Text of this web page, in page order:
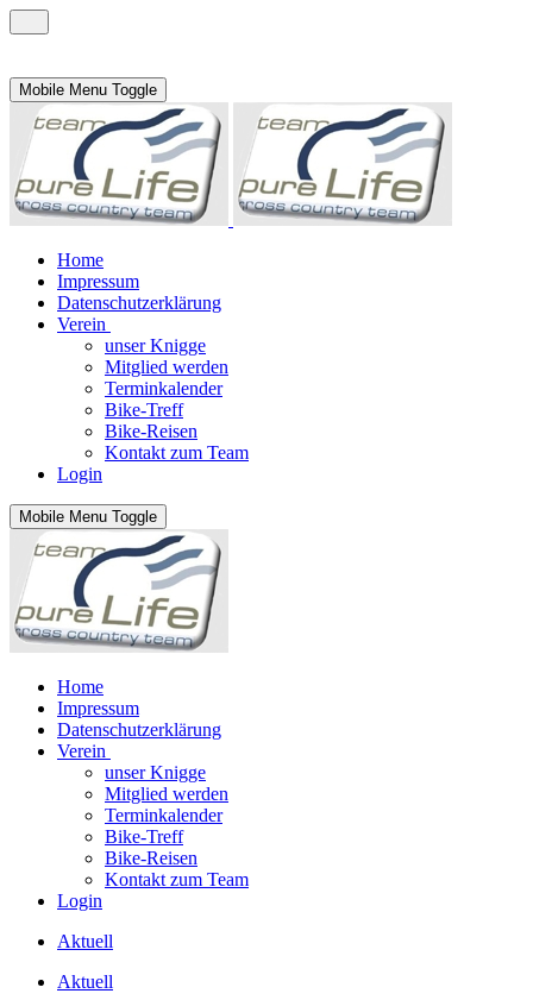
Mobile Menu Toggle
Home
Impressum
Datenschutzerklärung
Verein
unser Knigge
Mitglied werden
Terminkalender
Bike-Treff
Bike-Reisen
Kontakt zum Team
Login
Mobile Menu Toggle
Home
Impressum
Datenschutzerklärung
Verein
unser Knigge
Mitglied werden
Terminkalender
Bike-Treff
Bike-Reisen
Kontakt zum Team
Login
Aktuell
Aktuell